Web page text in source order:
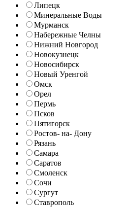
Липецк
Минеральные Воды
Мурманск
Набережные Челны
Нижний Новгород
Новокузнецк
Новосибирск
Новый Уренгой
Омск
Орел
Пермь
Псков
Пятигорск
Ростов- на- Дону
Рязань
Самара
Саратов
Смоленск
Сочи
Сургут
Ставрополь